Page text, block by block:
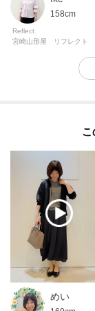
-・-・-・-・-・-・-・-
◎気になるアイテム
＜お気に入り登録と
オンラインサイトの
再入荷通知や、値下
POINT.2
マイページでお気に
自分だけのお買い物リ
-・-・-・-・-・-・-・
158cm
Reflect
宮崎山形屋 リフレクト
こ
めい